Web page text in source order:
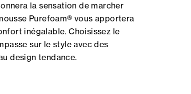
la sensation de marcher
Purefoam® vous apportera
inégalable. Choisissez le
sur le style avec des
design tendance.